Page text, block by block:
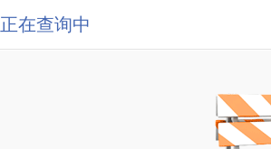
正在查询中